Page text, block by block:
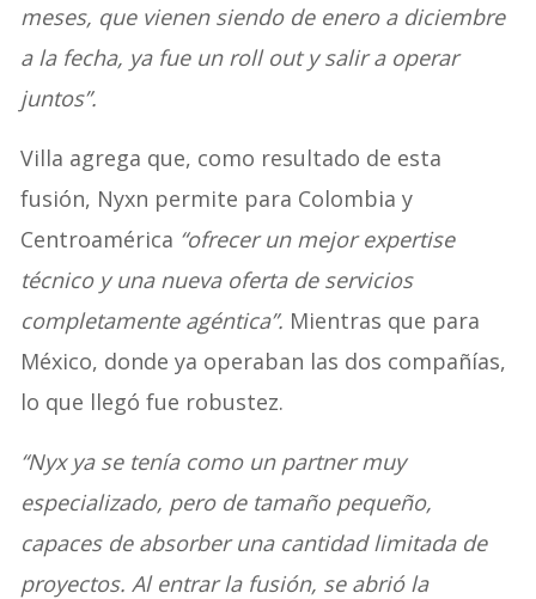
meses, que vienen siendo de enero a diciembre
a la fecha, ya fue un roll out y salir a operar
juntos”.
Villa agrega que, como resultado de esta
fusión, Nyxn permite para Colombia y
Centroamérica “ofrecer un mejor expertise
técnico y una nueva oferta de servicios
completamente agéntica”. Mientras que para
México, donde ya operaban las dos compañías,
lo que llegó fue robustez.
“Nyx ya se tenía como un partner muy
especializado, pero de tamaño pequeño,
capaces de absorber una cantidad limitada de
proyectos. Al entrar la fusión, se abrió la